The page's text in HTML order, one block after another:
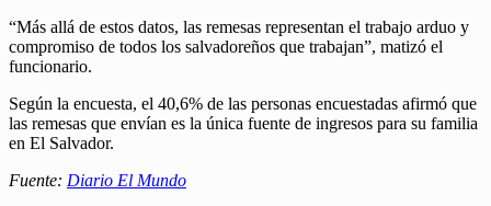
“Más allá de estos datos, las remesas representan el trabajo arduo y
compromiso de todos los salvadoreños que trabajan”, matizó el
funcionario.
Según la encuesta, el 40,6% de las personas encuestadas afirmó que
las remesas que envían es la única fuente de ingresos para su familia
en El Salvador.
Fuente: Diario El Mundo